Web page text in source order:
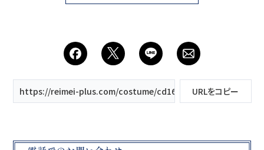
https://reimei-plus.com/costume/cd166/ URLをコピー